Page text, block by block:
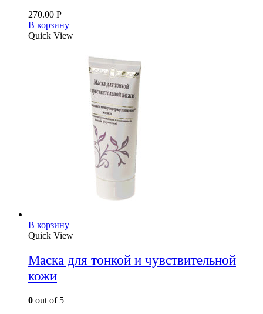
270.00 Р
В корзину
Quick View
В корзину
Quick View
Маска для тонкой и чувствительной
кожи
0 out of 5